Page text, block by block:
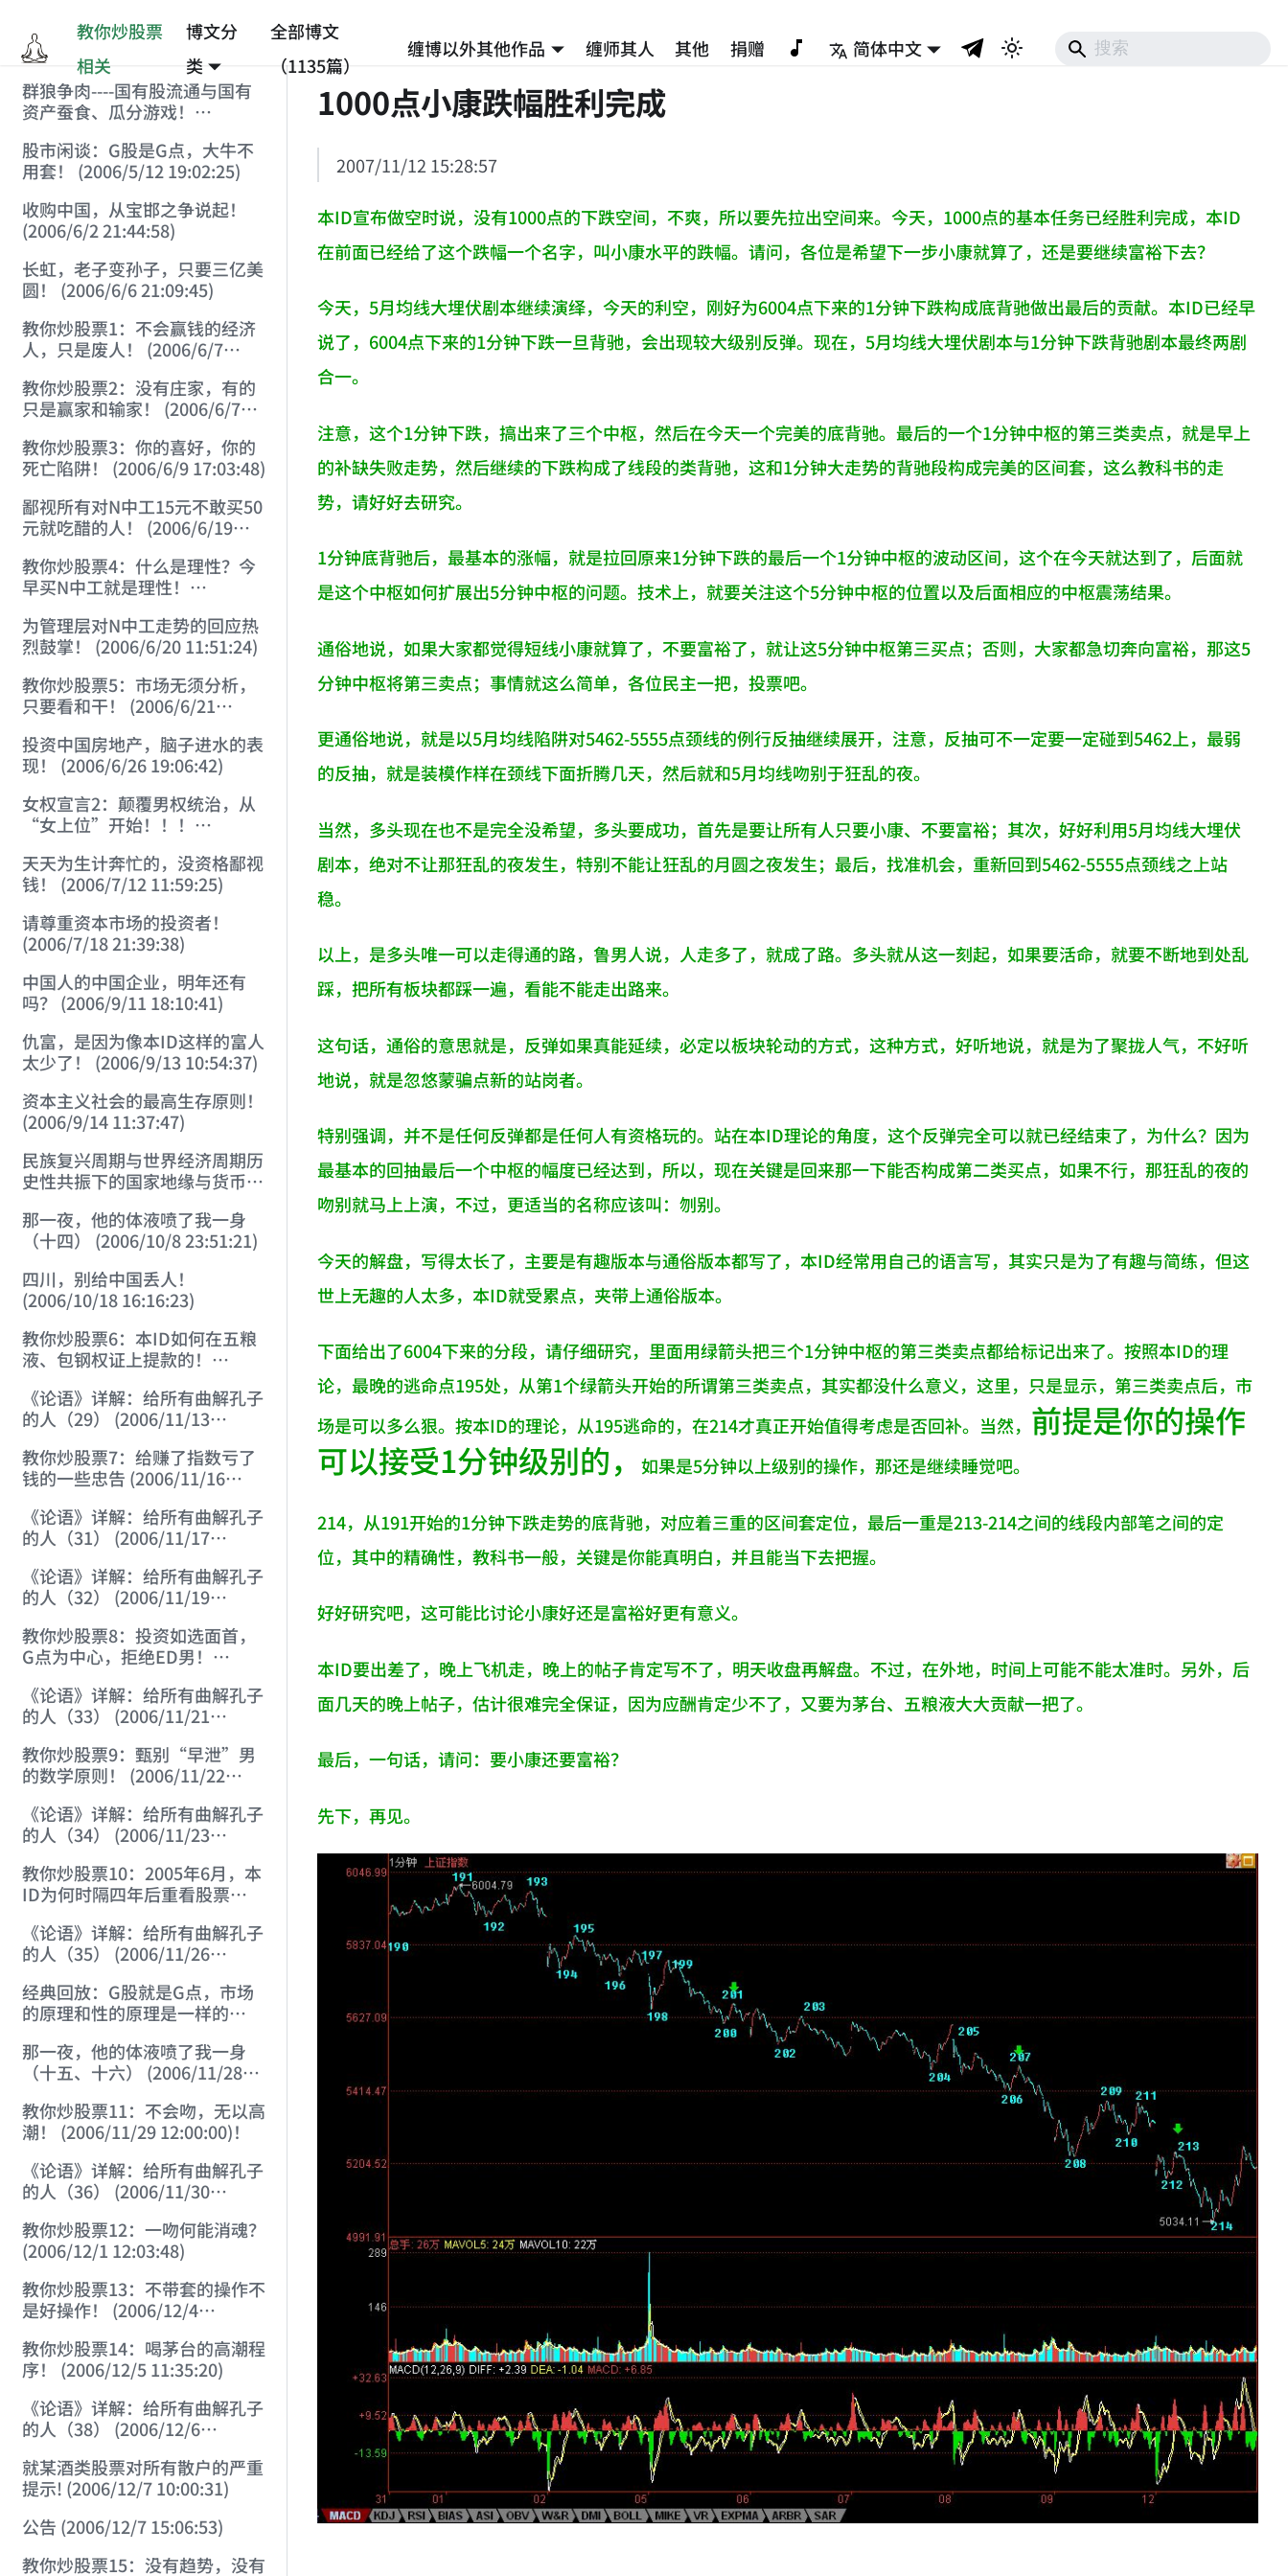
教你炒股票
相关
博文分
类
全部博文
（1135篇）
缠博以外其他作品 缠师其人 其他 捐赠
简体中文
群狼争肉----国有股流通与国有
资产蚕食、瓜分游戏！
股市闲谈：G股是G点，大牛不
用套！ (2006/5/12 19:02:25)
收购中国，从宝邯之争说起！
(2006/6/2 21:44:58)
长虹，老子变孙子，只要三亿美
圆！ (2006/6/6 21:09:45)
教你炒股票1：不会赢钱的经济
人，只是废人！ (2006/6/7
教你炒股票2：没有庄家，有的
只是赢家和输家！ (2006/6/7
教你炒股票3：你的喜好，你的
死亡陷阱！ (2006/6/9 17:03:48)
鄙视所有对N中工15元不敢买50
元就吃醋的人！ (2006/6/19
教你炒股票4：什么是理性？今
早买N中工就是理性！
为管理层对N中工走势的回应热
烈鼓掌！ (2006/6/20 11:51:24)
教你炒股票5：市场无须分析，
只要看和干！ (2006/6/21
投资中国房地产，脑子进水的表
现！ (2006/6/26 19:06:42)
女权宣言2：颠覆男权统治，从
“女上位”开始！！！
天天为生计奔忙的，没资格鄙视
钱！ (2006/7/12 11:59:25)
请尊重资本市场的投资者！
(2006/7/18 21:39:38)
中国人的中国企业，明年还有
吗？ (2006/9/11 18:10:41)
仇富，是因为像本ID这样的富人
太少了！ (2006/9/13 10:54:37)
资本主义社会的最高生存原则！
(2006/9/14 11:37:47)
民族复兴周期与世界经济周期历
史性共振下的国家地缘与货币战
那一夜，他的体液喷了我一身
（十四） (2006/10/8 23:51:21)
四川，别给中国丢人！
(2006/10/18 16:16:23)
教你炒股票6：本ID如何在五粮
液、包钢权证上提款的！
《论语》详解：给所有曲解孔子
的人（29） (2006/11/13
教你炒股票7：给赚了指数亏了
钱的一些忠告 (2006/11/16
《论语》详解：给所有曲解孔子
的人（31） (2006/11/17
《论语》详解：给所有曲解孔子
的人（32） (2006/11/19
教你炒股票8：投资如选面首，
G点为中心，拒绝ED男！
《论语》详解：给所有曲解孔子
的人（33） (2006/11/21
教你炒股票9：甄别“早泄”男
的数学原则！ (2006/11/22
《论语》详解：给所有曲解孔子
的人（34） (2006/11/23
教你炒股票10：2005年6月，本
ID为何时隔四年后重看股票
《论语》详解：给所有曲解孔子
的人（35） (2006/11/26
经典回放：G股就是G点，市场
的原理和性的原理是一样的
那一夜，他的体液喷了我一身
（十五、十六） (2006/11/28
教你炒股票11：不会吻，无以高
潮！ (2006/11/29 12:00:00)！
《论语》详解：给所有曲解孔子
的人（36） (2006/11/30
教你炒股票12：一吻何能消魂？
(2006/12/1 12:03:48)
教你炒股票13：不带套的操作不
是好操作！ (2006/12/4
教你炒股票14：喝茅台的高潮程
序！ (2006/12/5 11:35:20)
《论语》详解：给所有曲解孔子
的人（38） (2006/12/6
就某酒类股票对所有散户的严重
提示! (2006/12/7 10:00:31)
公告 (2006/12/7 15:06:53)
教你炒股票15：没有趋势，没有
1000点小康跌幅胜利完成
2007/11/12 15:28:57
本ID宣布做空时说，没有1000点的下跌空间，不爽，所以要先拉出空间来。今天，1000点的基本任务已经胜利完成，本ID
在前面已经给了这个跌幅一个名字，叫小康水平的跌幅。请问，各位是希望下一步小康就算了，还是要继续富裕下去？
今天，5月均线大埋伏剧本继续演绎，今天的利空，刚好为6004点下来的1分钟下跌构成底背驰做出最后的贡献。本ID已经早
说了，6004点下来的1分钟下跌一旦背驰，会出现较大级别反弹。现在，5月均线大埋伏剧本与1分钟下跌背驰剧本最终两剧
合一。
注意，这个1分钟下跌，搞出来了三个中枢，然后在今天一个完美的底背驰。最后的一个1分钟中枢的第三类卖点，就是早上
的补缺失败走势，然后继续的下跌构成了线段的类背驰，这和1分钟大走势的背驰段构成完美的区间套，这么教科书的走
势，请好好去研究。
1分钟底背驰后，最基本的涨幅，就是拉回原来1分钟下跌的最后一个1分钟中枢的波动区间，这个在今天就达到了，后面就
是这个中枢如何扩展出5分钟中枢的问题。技术上，就要关注这个5分钟中枢的位置以及后面相应的中枢震荡结果。
通俗地说，如果大家都觉得短线小康就算了，不要富裕了，就让这5分钟中枢第三买点；否则，大家都急切奔向富裕，那这5
分钟中枢将第三卖点；事情就这么简单，各位民主一把，投票吧。
更通俗地说，就是以5月均线陷阱对5462-5555点颈线的例行反抽继续展开，注意，反抽可不一定要一定碰到5462上，最弱
的反抽，就是装模作样在颈线下面折腾几天，然后就和5月均线吻别于狂乱的夜。
当然，多头现在也不是完全没希望，多头要成功，首先是要让所有人只要小康、不要富裕；其次，好好利用5月均线大埋伏
剧本，绝对不让那狂乱的夜发生，特别不能让狂乱的月圆之夜发生；最后，找准机会，重新回到5462-5555点颈线之上站
稳。
以上，是多头唯一可以走得通的路，鲁男人说，人走多了，就成了路。多头就从这一刻起，如果要活命，就要不断地到处乱
踩，把所有板块都踩一遍，看能不能走出路来。
这句话，通俗的意思就是，反弹如果真能延续，必定以板块轮动的方式，这种方式，好听地说，就是为了聚拢人气，不好听
地说，就是忽悠蒙骗点新的站岗者。
特别强调，并不是任何反弹都是任何人有资格玩的。站在本ID理论的角度，这个反弹完全可以就已经结束了，为什么？因为
最基本的回抽最后一个中枢的幅度已经达到，所以，现在关键是回来那一下能否构成第二类买点，如果不行，那狂乱的夜的
吻别就马上上演，不过，更适当的名称应该叫：刎别。
今天的解盘，写得太长了，主要是有趣版本与通俗版本都写了，本ID经常用自己的语言写，其实只是为了有趣与简练，但这
世上无趣的人太多，本ID就受累点，夹带上通俗版本。
下面给出了6004下来的分段，请仔细研究，里面用绿箭头把三个1分钟中枢的第三类卖点都给标记出来了。按照本ID的理
论，最晚的逃命点195处，从第1个绿箭头开始的所谓第三类卖点，其实都没什么意义，这里，只是显示，第三类卖点后，市
场是可以多么狠。按本ID的理论，从195逃命的，在214才真正开始值得考虑是否回补。当然， 前提是你的操作
可以接受1分钟级别的，如果是5分钟以上级别的操作，那还是继续睡觉吧。
214，从191开始的1分钟下跌走势的底背驰，对应着三重的区间套定位，最后一重是213-214之间的线段内部笔之间的定
位，其中的精确性，教科书一般，关键是你能真明白，并且能当下去把握。
好好研究吧，这可能比讨论小康好还是富裕好更有意义。
本ID要出差了，晚上飞机走，晚上的帖子肯定写不了，明天收盘再解盘。不过，在外地，时间上可能不能太准时。另外，后
面几天的晚上帖子，估计很难完全保证，因为应酬肯定少不了，又要为茅台、五粮液大大贡献一把了。
最后，一句话，请问：要小康还要富裕？
先下，再见。